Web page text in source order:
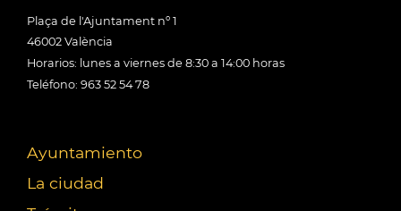
Plaça de l'Ajuntament nº 1
46002 València
Horarios: lunes a viernes de 8:30 a 14:00 horas
Teléfono: 963 52 54 78
Ayuntamiento
La ciudad